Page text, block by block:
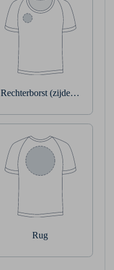
Rechterborst (zijde
Rug